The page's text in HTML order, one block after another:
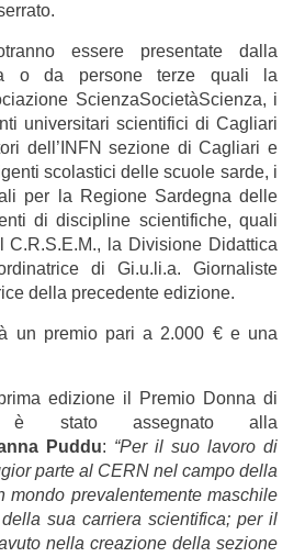
essere presentate dalla
o da persone terze quali la
ScienzaSocietàScienza, i
universitari scientifici di Cagliari
dell’INFN sezione di Cagliari e
scolastici delle scuole sarde, i
per la Regione Sardegna delle
di discipline scientifiche, quali
il C.R.S.E.M., la Divisione Didattica
di Gi.u.li.a. Giornaliste
della precedente edizione.
un premio pari a 2.000 € e una
edizione il Premio Donna di
è stato assegnato alla
Puddu: “Per il suo lavoro di
parte al CERN nel campo della
mondo prevalentemente maschile
sua carriera scientifica; per il
nella creazione della sezione